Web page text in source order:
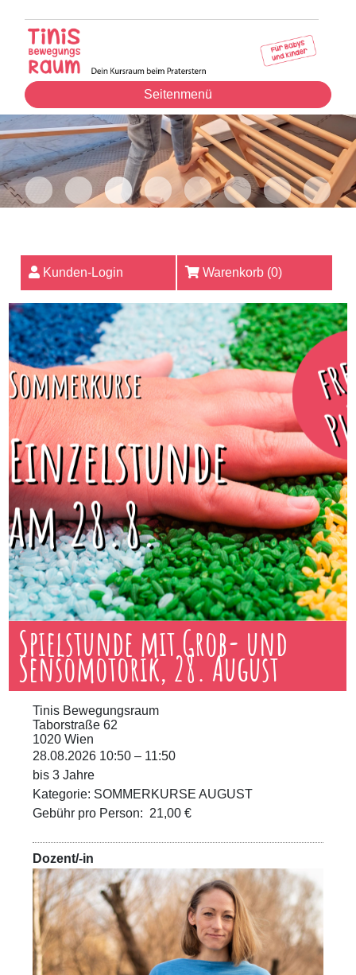
Seitenmenü
Kunden-Login Warenkorb (0)
Spielstunde mit Grob- und
Sensomotorik, 28. August
Tinis Bewegungsraum
Taborstraße 62
1020 Wien
28.08.2026 10:50 – 11:50
bis 3 Jahre
Kategorie: SOMMERKURSE AUGUST
Gebühr pro Person: 21,00 €
Dozent/-in